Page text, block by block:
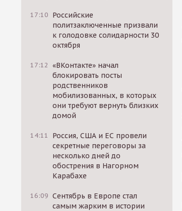
17:10 Российские
политзаключенные призвали
к голодовке солидарности 30
октября
17:12 «ВКонтакте» начал
блокировать посты
родственников
мобилизованных, в которых
они требуют вернуть близких
домой
14:11
Россия, США и ЕС провели
секретные переговоры за
несколько дней до
обострения в Нагорном
Карабахе
16:09 Сентябрь в Европе стал
самым жарким в истории